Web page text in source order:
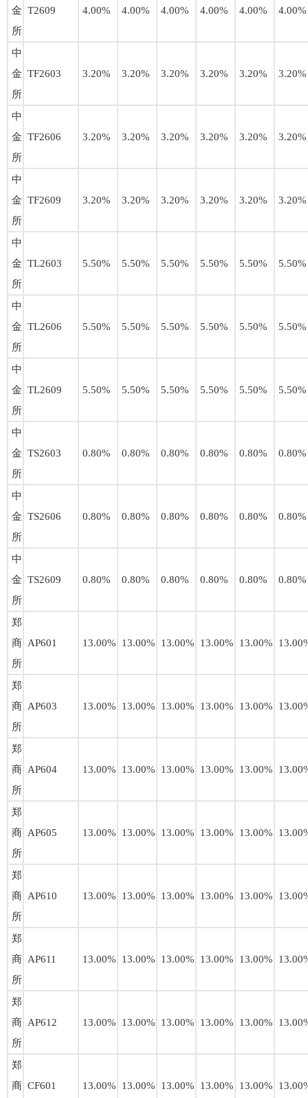
金
所
T2609 4.00% 4.00% 4.00% 4.00% 4.00% 4.00%
中
金
所
TF2603 3.20% 3.20% 3.20% 3.20% 3.20% 3.20%
中
金
所
TF2606 3.20% 3.20% 3.20% 3.20% 3.20% 3.20%
中
金
所
TF2609 3.20% 3.20% 3.20% 3.20% 3.20% 3.20%
中
金
所
TL2603 5.50% 5.50% 5.50% 5.50% 5.50% 5.50%
中
金
所
TL2606 5.50% 5.50% 5.50% 5.50% 5.50% 5.50%
中
金
所
TL2609 5.50% 5.50% 5.50% 5.50% 5.50% 5.50%
中
金
所
TS2603 0.80% 0.80% 0.80% 0.80% 0.80% 0.80%
中
金
所
TS2606 0.80% 0.80% 0.80% 0.80% 0.80% 0.80%
中
金
所
TS2609 0.80% 0.80% 0.80% 0.80% 0.80% 0.80%
郑
商
所
AP601 13.00% 13.00% 13.00% 13.00% 13.00%
郑
商
所
AP603 13.00% 13.00% 13.00% 13.00% 13.00%
郑
商
所
AP604 13.00% 13.00% 13.00% 13.00% 13.00%
郑
商
所
AP605 13.00% 13.00% 13.00% 13.00% 13.00%
郑
商
所
AP610 13.00% 13.00% 13.00% 13.00% 13.00%
郑
商
所
AP611 13.00% 13.00% 13.00% 13.00% 13.00%
郑
商
所
AP612 13.00% 13.00% 13.00% 13.00% 13.00%
郑
商 CF601 13.00% 13.00% 13.00% 13.00% 13.00%